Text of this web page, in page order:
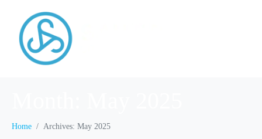
Home Archives: May 2025